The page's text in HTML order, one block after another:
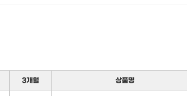
3개월 상품명